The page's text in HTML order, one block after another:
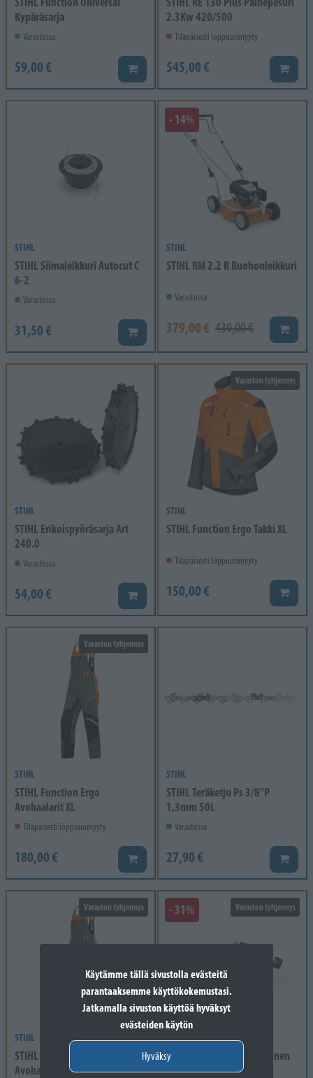
Käytämme tällä sivustolla evästeitä
parantaaksemme käyttökokemustasi.
Jatkamalla sivuston käyttöä hyväksyt
evästeiden käytön
Hyväksy
Kypäräsarja
Varastossa
59,00 € Lisää koriin
2.3Kw 420/500
Tilapäisesti loppuunmyyty
545,00 € Lisää
STIHL
STIHL Siimaleikkuri Autocut C
6-2
Varastossa
31,50 € Lisää koriin
- 14%
STIHL
STIHL RM 2.2 R Ruohonleikkuri
Varastossa
379,00 € 439,00 € Lisää
STIHL
STIHL Erikoispyöräsarja Art
240.0
Varastossa
54,00 € Lisää koriin
Varaston tyhjennys
STIHL
STIHL Function Ergo Takki XL
Tilapäisesti loppuunmyyty
150,00 € Lisää
Varaston tyhjennys
STIHL
STIHL Function Ergo
Avohaalarit XL
Tilapäisesti loppuunmyyty
180,00 € Lisää koriin
STIHL
STIHL Teräketju Ps 3/8"P
1,3mm 50L
Varastossa
27,90 € Lisää
Varaston tyhjennys
STIHL
STIHL Function Ergo
Avohaalarit L
Varaston tyhjennys
- 31%
STIHL
STIHL SEA 20 Akkukäyttöinen
rikkaimurisetti